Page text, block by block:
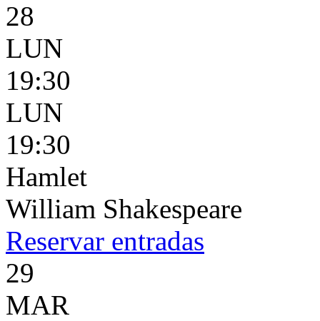
28
LUN
19:30
LUN
19:30
Hamlet
William Shakespeare
Reservar entradas
29
MAR